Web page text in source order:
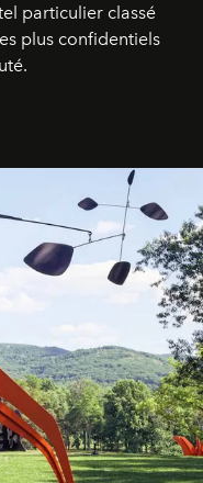
particulier classé
plus confidentiels